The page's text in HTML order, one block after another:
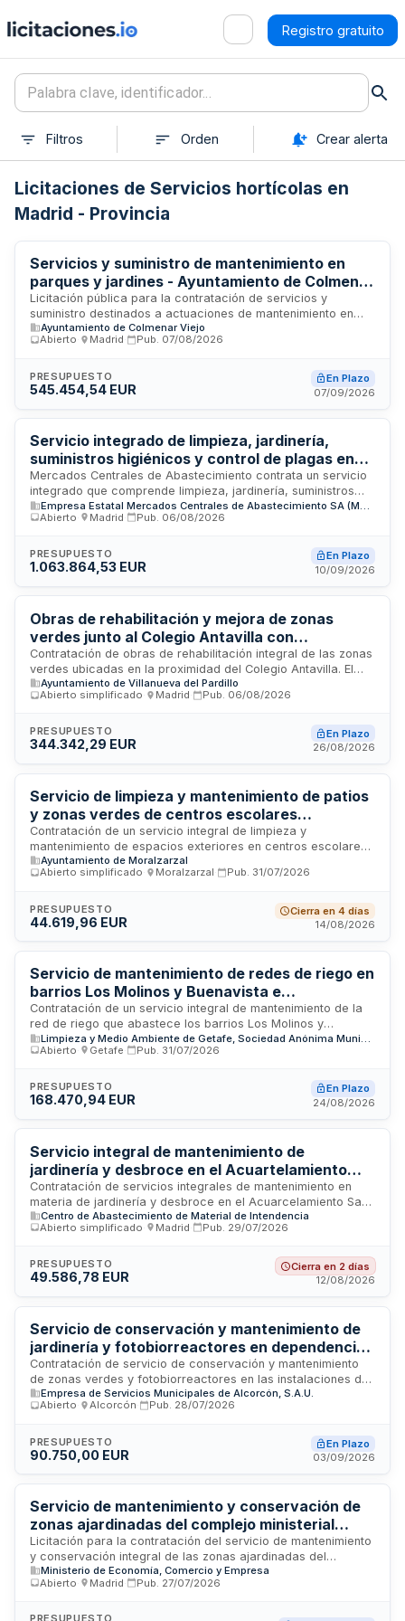
Registro gratuito
Filtros Orden Crear alerta
Licitaciones de Servicios hortícolas en
Madrid - Provincia
Servicios y suministro de mantenimiento en
parques y jardines - Ayuntamiento de Colmenar
Viejo
Licitación pública para la contratación de servicios y
suministro destinados a actuaciones de mantenimiento en
parques y jardines, excluyendo trabajos específicos de
jardinería. El Ayuntamiento de Colmenar Viejo, a través de su
importe de aproximadamente 124.000 euros. Los servicios
engloban tareas de conservación, reparación y
mantenimiento funcional de las áreas verdes públicas del
municipio, mejorando la calidad y disponibilidad de estos
espacios para la ciudadanía.
Ayuntamiento de Colmenar Viejo
Abierto
Madrid Pub. 07/08/2026
PRESUPUESTO
545.454,54 EUR
En Plazo
07/09/2026
Servicio integrado de limpieza, jardinería,
suministros higiénicos y control de plagas en
centros comerciales de Mercados Centrales de
Abastecimiento
Mercados Centrales de Abastecimiento contrata un servicio
integrado que comprende limpieza, jardinería, suministros
higiénicos y control de plagas en el centro comercial El
Centre de la Vila ubicado en Barcelona y en la sede social
Cláusulas Particulares, el Pliego de Prescripciones Técnicas
y las Instrucciones Internas de Contratación de Mercasa,
transparencia e igualdad. La adjudicación se realizará
mediante procedimientos abierto y abierto supersimplificado,
según corresponda, atribuyendo el contrato a quien presente
la mejor oferta.
Abierto
Madrid Pub. 06/08/2026
PRESUPUESTO
1.063.864,53 EUR
En Plazo
10/09/2026
Obras de rehabilitación y mejora de zonas
verdes junto al Colegio Antavilla con
ajardinamiento, arbolado, alumbrado y juegos
infantiles
Contratación de obras de rehabilitación integral de las zonas
verdes ubicadas en la proximidad del Colegio Antavilla. El
proyecto incluye mejoras de ajardinamiento, reposición de
arbolado, modernización del sistema de alumbrado e
áreas recreativas. Las actuaciones se dividen en dos lotes
independientes: rehabilitación general de zonas verdes y
e instalaciones lúdicas.
Ayuntamiento de Villanueva del Pardillo
Abierto simplificado
Madrid Pub. 06/08/2026
PRESUPUESTO
344.342,29 EUR
En Plazo
26/08/2026
Servicio de limpieza y mantenimiento de patios
y zonas verdes de centros escolares
municipales
Contratación de un servicio integral de limpieza y
mantenimiento de espacios exteriores en centros escolares
municipales. El servicio comprende retírada de residuos,
recogida de hojas, desbroce, mantenimiento ordinario de
restos vegetales a instalaciones autorizadas. La prestación
principal es el mantenimiento de jardinería y espacios
funcionalmente vinculada. Se trata de un contrato
administrativo de servicios adjudicado mediante
procedimiento abierto simplificado abreviado.
Ayuntamiento de Moralzarzal
Abierto simplificado
Moralzarzal Pub. 31/07/2026
PRESUPUESTO
44.619,96 EUR
Cierra en 4 días
14/08/2026
Servicio de mantenimiento de redes de riego en
barrios Los Molinos y Buenavista e
instalaciones de LYMA en Getafe
Contratación de un servicio integral de mantenimiento de la
red de riego que abastece los barrios Los Molinos y
Buenavista, así como las instalaciones de la entidad
Limpieza y Medio Ambiente de Getafe. El contrato se
precio, priorizando la calidad de los medios personales y
materiales empleados en la ejecución, para asegurar el
infraestructuras de riego.
Abierto
Getafe Pub. 31/07/2026
PRESUPUESTO
168.470,94 EUR
En Plazo
24/08/2026
Servicio integral de mantenimiento de
jardinería y desbroce en el Acuartelamiento
San Cristóbal de Villaverde
Contratación de servicios integrales de mantenimiento en
materia de jardinería y desbroce en el Acuarcelamiento San
Cristóbal ubicado en Villaverde. El servicio comprende las
prestaciones descritas en el Pliego de Prescripciones
incluyendo posibles prórrogas. El adjudicatario deberá
cumplir con la normativa de prevención de riesgos laborales,
Norma Operativa 04/12 de la Dirección de Acuartelamiento
del Ejército de Tierra, y dotar al personal de equipamiento y
herramientas de seguridad adecuadas.
Centro de Abastecimiento de Material de Intendencia
Abierto simplificado
Madrid Pub. 29/07/2026
PRESUPUESTO
49.586,78 EUR
Cierra en 2 días
12/08/2026
Servicio de conservación y mantenimiento de
jardinería y fotobiorreactores en dependencias
de ESMASA, Alcorcón
Contratación de servicio de conservación y mantenimiento
de zonas verdes y fotobiorreactores en las instalaciones de
ESMASA ubicadas en el municipio de Alcorcón. El servicio
comprende labores de mantenimiento periódico, actuaciones
materiales necesarios. El contrato se dirige preferentemente
a centros especiales de empleo que dispongan de
mantenimiento de instalaciones similares.
Empresa de Servicios Municipales de Alcorcón, S.A.U.
Abierto
Alcorcón Pub. 28/07/2026
PRESUPUESTO
90.750,00 EUR
En Plazo
03/09/2026
Servicio de mantenimiento y conservación de
zonas ajardinadas del complejo ministerial
Cuzco
Licitación para la contratación del servicio de mantenimiento
y conservación integral de las zonas ajardinadas del
complejo ministerial Cuzco ubicado en Madrid. El servicio
incluye el cuidado, riego, podas, limpieza y conservación de
Contratación del Ministerio de Economía, Comercio y
Ministerio de Economía, Comercio y Empresa
Abierto
Madrid Pub. 27/07/2026
PRESUPUESTO